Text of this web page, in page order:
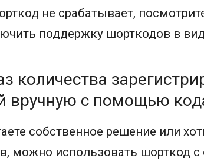
не срабатывает,
поддержку шорткодов в
количества
вручную с помощью
собственное решение или
можно использовать шорткод